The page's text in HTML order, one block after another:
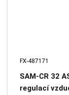
FX-487171
SAM-CR 32
regulací